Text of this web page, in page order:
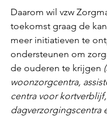
Daarom wil vzw
toekomst graag de
meer initiatieven te
ondersteunen om
de ouderen te krijgen
woonzorgcentra,
centra voor kortverblijf,
dagverzorgingscentra